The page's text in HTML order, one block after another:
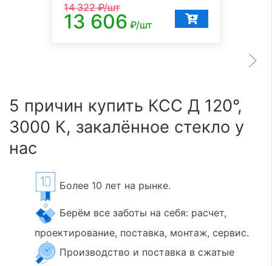
14 322₽/шт
13 606 ₽/шт
5 причин купить КСС Д 120°,
3000 К, закалённое стекло у
нас
Более 10 лет на рынке.
Берём все заботы на себя: расчет,
проектирование, поставка, монтаж, сервис.
Производство и поставка в сжатые